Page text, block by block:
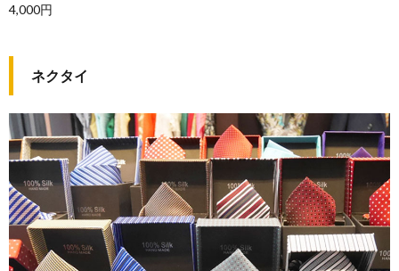
4,000円
ネクタイ